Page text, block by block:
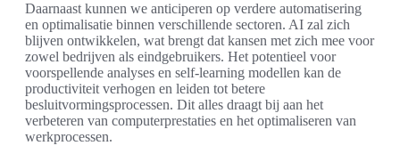
Daarnaast kunnen we anticiperen op verdere automatisering
en optimalisatie binnen verschillende sectoren. AI zal zich
blijven ontwikkelen, wat brengt dat kansen met zich mee voor
zowel bedrijven als eindgebruikers. Het potentieel voor
voorspellende analyses en self-learning modellen kan de
productiviteit verhogen en leiden tot betere
besluitvormingsprocessen. Dit alles draagt bij aan het
verbeteren van computerprestaties en het optimaliseren van
werkprocessen.